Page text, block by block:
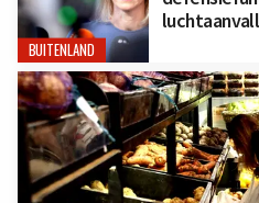
BUITENLAND